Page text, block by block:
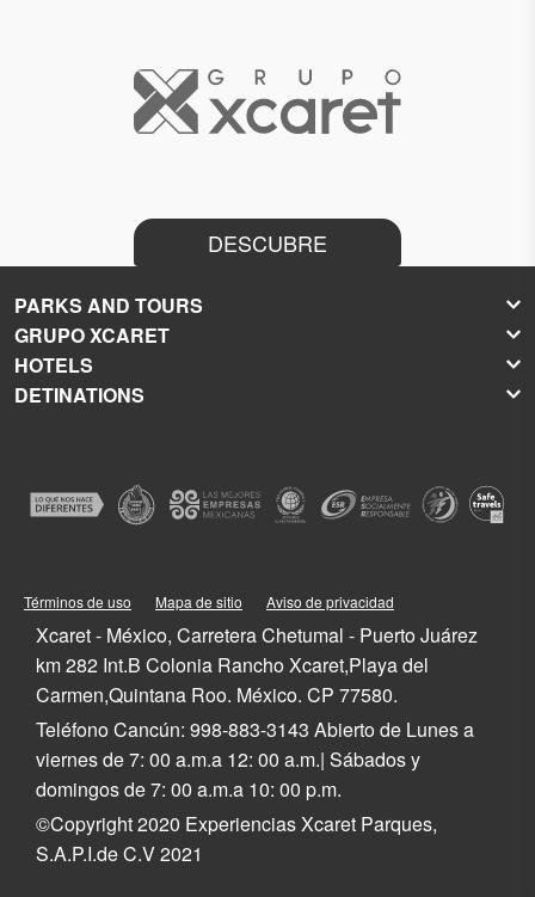
DESCUBRE
PARKS AND TOURS
Xcaret
Xel-Há
Xplor
Xenotes
GRUPO XCARET
About Grupo Xcaret
Press Room
Education
HOTELS
Hoteles Xcaret
La Casa de la Playa
All-Fun Inclusive
Playa del Carmen Hotels
Riviera Maya Hotels
DETINATIONS
Playa del Carmen
Tulum
Quintana Roo
Mexico
Términos de uso Mapa de sitio Aviso de privacidad
Xcaret - México, Carretera Chetumal - Puerto Juárez
km 282 Int.B Colonia Rancho Xcaret,Playa del
Carmen,Quintana Roo. México. CP 77580.
Teléfono Cancún: 998-883-3143 Abierto de Lunes a
viernes de 7: 00 a.m.a 12: 00 a.m.| Sábados y
domingos de 7: 00 a.m.a 10: 00 p.m.
©Copyright 2020 Experiencias Xcaret Parques,
S.A.P.I.de C.V 2021